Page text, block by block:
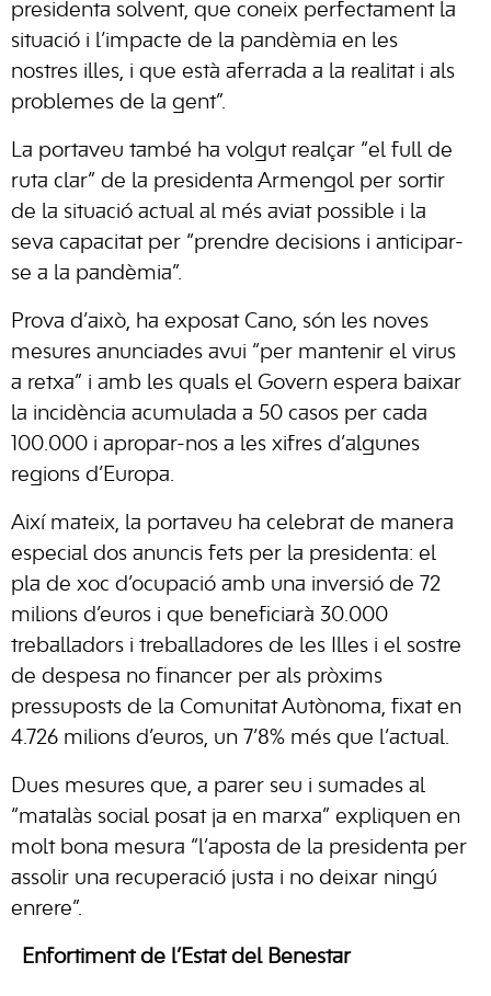
presidenta solvent, que coneix perfectament la
situació i l’impacte de la pandèmia en les
nostres illes, i que està aferrada a la realitat i als
problemes de la gent”.
La portaveu també ha volgut realçar “el full de
ruta clar” de la presidenta Armengol per sortir
de la situació actual al més aviat possible i la
seva capacitat per “prendre decisions i anticipar-
se a la pandèmia”.
Prova d’això, ha exposat Cano, són les noves
mesures anunciades avui “per mantenir el virus
a retxa” i amb les quals el Govern espera baixar
la incidència acumulada a 50 casos per cada
100.000 i apropar-nos a les xifres d’algunes
regions d’Europa.
Així mateix, la portaveu ha celebrat de manera
especial dos anuncis fets per la presidenta: el
pla de xoc d’ocupació amb una inversió de 72
milions d’euros i que beneficiarà 30.000
treballadors i treballadores de les Illes i el sostre
de despesa no financer per als pròxims
pressuposts de la Comunitat Autònoma, fixat en
4.726 milions d’euros, un 7’8% més que l’actual.
Dues mesures que, a parer seu i sumades al
“matalàs social posat ja en marxa” expliquen en
molt bona mesura “l’aposta de la presidenta per
assolir una recuperació justa i no deixar ningú
enrere”.
Enfortiment de l’Estat del Benestar